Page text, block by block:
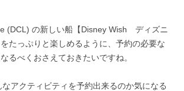
(DCL) の新しい船【Disney Wish ディズニ
たっぷりと楽しめるように、予約の必要な
るべくおさえておきたいですね。
なアクティビティを予約出来るのか気になる